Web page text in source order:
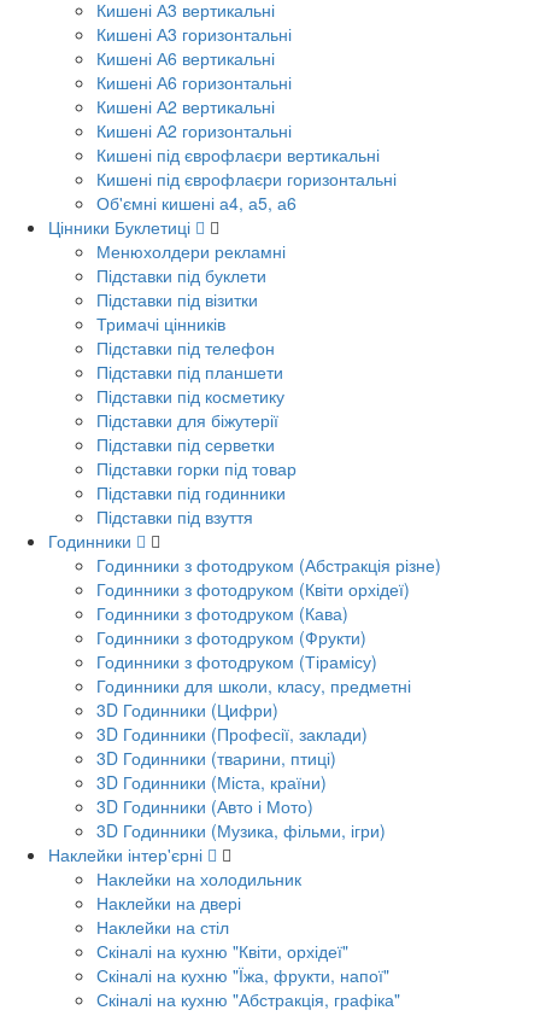
Кишені А3 вертикальні
Кишені А3 горизонтальні
Кишені А6 вертикальні
Кишені А6 горизонтальні
Кишені А2 вертикальні
Кишені А2 горизонтальні
Кишені під єврофлаєри вертикальні
Кишені під єврофлаєри горизонтальні
Об'ємні кишені а4, а5, а6
Цінники Буклетиці
Менюхолдери рекламні
Підставки під буклети
Підставки під візитки
Тримачі цінників
Підставки під телефон
Підставки під планшети
Підставки під косметику
Підставки для біжутерії
Підставки під серветки
Підставки горки під товар
Підставки під годинники
Підставки під взуття
Годинники
Годинники з фотодруком (Абстракція різне)
Годинники з фотодруком (Квіти орхідеї)
Годинники з фотодруком (Кава)
Годинники з фотодруком (Фрукти)
Годинники з фотодруком (Тірамісу)
Годинники для школи, класу, предметні
3D Годинники (Цифри)
3D Годинники (Професії, заклади)
3D Годинники (тварини, птиці)
3D Годинники (Міста, країни)
3D Годинники (Авто і Мото)
3D Годинники (Музика, фільми, ігри)
Наклейки інтер'єрні
Наклейки на холодильник
Наклейки на двері
Наклейки на стіл
Скіналі на кухню "Квіти, орхідеї"
Скіналі на кухню "Їжа, фрукти, напої"
Скіналі на кухню "Абстракція, графіка"